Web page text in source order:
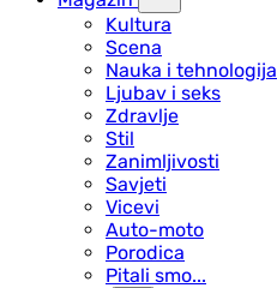
Kultura
Scena
Nauka i tehnologija
Ljubav i seks
Zdravlje
Stil
Zanimljivosti
Savjeti
Vicevi
Auto-moto
Porodica
Pitali smo...